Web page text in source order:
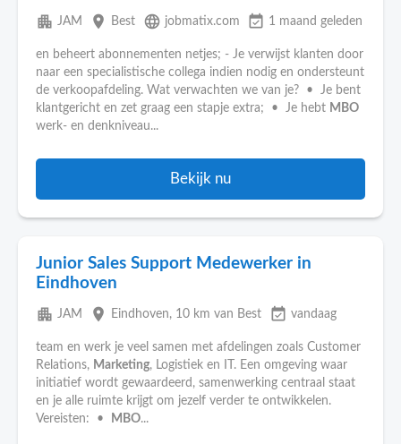
apartment JAM place Best language jobmatix.com event_available 1 maand geleden
en beheert abonnementen netjes; - Je verwijst klanten door
naar een specialistische collega indien nodig en ondersteunt
de verkoopafdeling. Wat verwachten we van je? • Je bent
klantgericht en zet graag een stapje extra; • Je hebt MBO
werk- en denkniveau...
Bekijk nu
Junior Sales Support Medewerker in
Eindhoven
apartment JAM place Eindhoven, 10 km van Best event_available vandaag
team en werk je veel samen met afdelingen zoals Customer
Relations, Marketing, Logistiek en IT. Een omgeving waar
initiatief wordt gewaardeerd, samenwerking centraal staat
en je alle ruimte krijgt om jezelf verder te ontwikkelen.
Vereisten: •
MBO...